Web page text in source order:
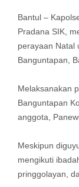
Bantul –
Pradana SIK,
perayaan Natal
Banguntapan,
Melaksanakan
Banguntapan
anggota,
Meskipun
mengikuti
pringgolayan,